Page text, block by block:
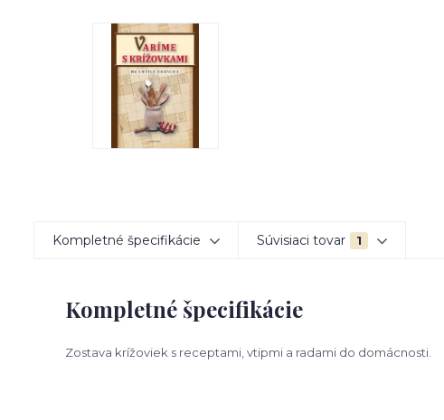
Kompletné špecifikácie Súvisiaci tovar 1
Kompletné špecifikácie
Zostava krížoviek s receptami, vtipmi a radami do domácnosti.